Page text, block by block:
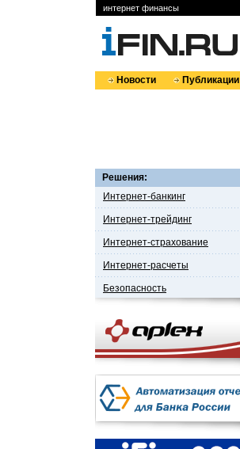
интернет финансы
Новости Публикации
Решения:
Интернет-банкинг
Интернет-трейдинг
Интернет-страхование
Интернет-расчеты
Безопасность